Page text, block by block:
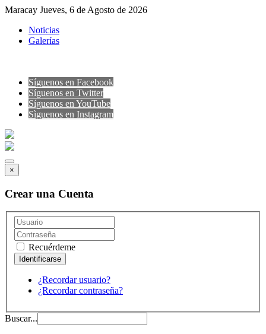
Maracay Jueves, 6 de Agosto de 2026
Noticias
Galerías
Síguenos en Facebook
Síguenos en Twitter
Síguenos en YouTube
Sìguenos en Instagram
×
Crear una Cuenta
Recuérdeme
¿Recordar usuario?
¿Recordar contraseña?
Buscar...